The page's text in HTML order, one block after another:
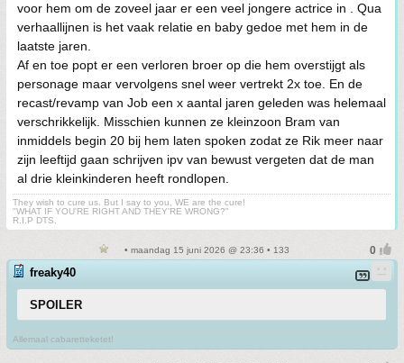
voor hem om de zoveel jaar er een veel jongere actrice in . Qua
verhaallijnen is het vaak relatie en baby gedoe met hem in de
laatste jaren.
Af en toe popt er een verloren broer op die hem overstijgt als
personage maar vervolgens snel weer vertrekt 2x toe. En de
recast/revamp van Job een x aantal jaren geleden was helemaal
verschrikkelijk. Misschien kunnen ze kleinzoon Bram van
inmiddels begin 20 bij hem laten spoken zodat ze Rik meer naar
zijn leeftijd gaan schrijven ipv van bewust vergeten dat de man
al drie kleinkinderen heeft rondlopen.
They wish to cure us. But I say to you, WE are the cure!
"WHAT IF YOU'RE RIGHT AND THEY'RE WRONG?"
R.I.P DTS.
• maandag 15 juni 2026 @ 23:36 • 133
freaky40
SPOILER
Allemaal cabaretteketet!